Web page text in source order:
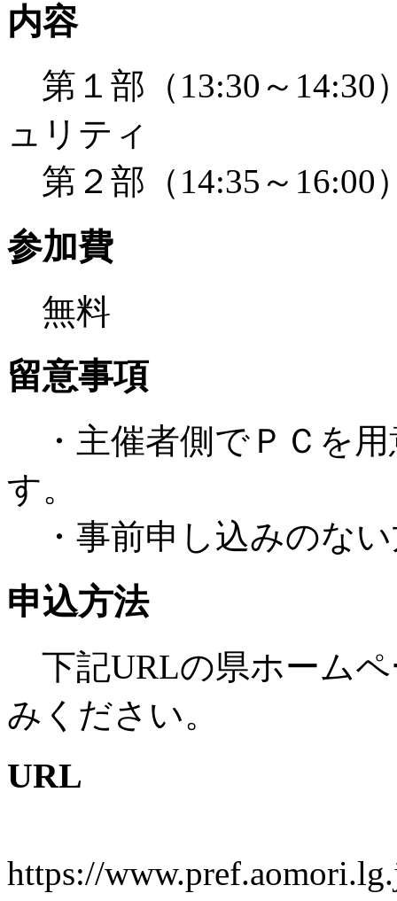
内容
第１部（13:30～
ュリティ
第２部（14:35～
参加費
無料
留意事項
・主催者側でＰＣを
す。
・事前申し込みのな
申込方法
下記URLの県ホーム
みください。
URL
https://